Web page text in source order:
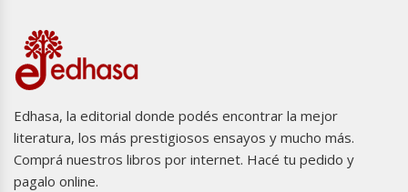
Edhasa, la editorial donde podés encontrar la mejor
literatura, los más prestigiosos ensayos y mucho más.
Comprá nuestros libros por internet. Hacé tu pedido y
pagalo online.